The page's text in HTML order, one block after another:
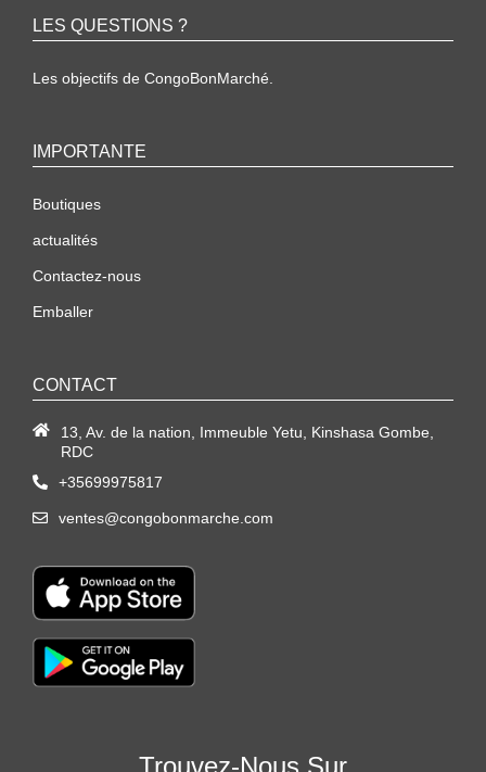
LES QUESTIONS ?
Les objectifs de CongoBonMarché.
IMPORTANTE
Boutiques
actualités
Contactez-nous
Emballer
CONTACT
13, Av. de la nation, Immeuble Yetu, Kinshasa Gombe,
RDC
+35699975817
ventes@congobonmarche.com
Trouvez-Nous Sur